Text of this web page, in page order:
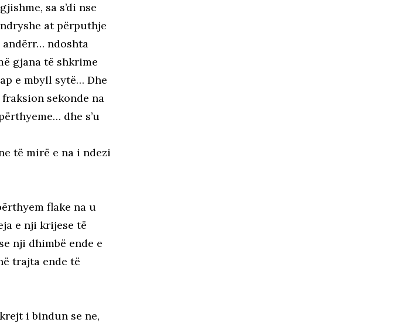
sa s’di nse
at përputhje
andërr… ndoshta
gjana të shkrime
e mbyll sytë… Dhe
sekonde na
dhe s’u
të mirë e na i ndezi
flake na u
e nji krijese të
nji dhimbë ende e
trajta ende të
i bindun se ne,